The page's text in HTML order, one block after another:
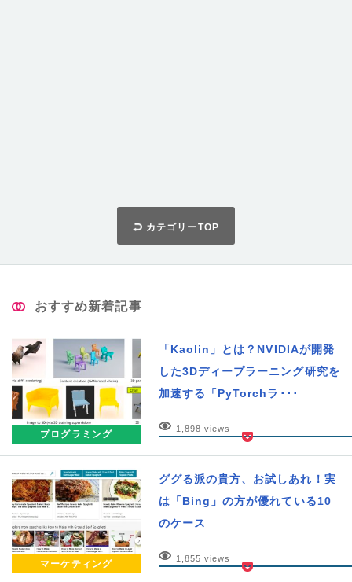
カテゴリーTOP
おすすめ新着記事
プログラミング
「Kaolin」とは？NVIDIAが開発
した3Dディープラーニング研究を
加速する「PyTorchラ･･･
1,898 views
マーケティング
ググる派の貴方、お試しあれ！実
は「Bing」の方が優れている10
のケース
1,855 views